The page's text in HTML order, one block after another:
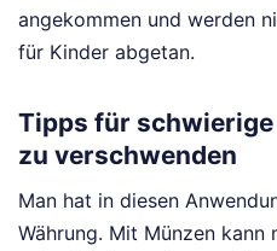
angekommen und werden
für Kinder abgetan.
Tipps für schwierige
zu verschwenden
Man hat in diesen
Währung. Mit Münzen kann